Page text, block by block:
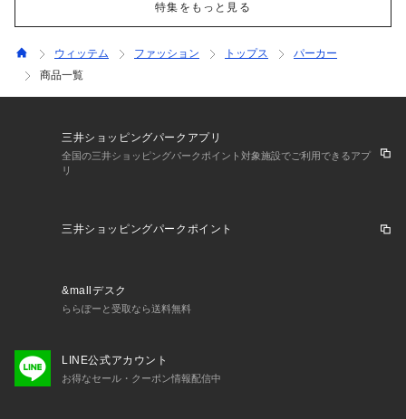
特集をもっと見る
ウィッテム ファッション トップス
パーカー
商品一覧
三井ショッピングパークアプリ
全国の三井ショッピングパークポイント対象施設でご利用できるアプ
リ
三井ショッピングパークポイント
&mallデスク
ららぽーと受取なら送料無料
LINE公式アカウント
お得なセール・クーポン情報配信中